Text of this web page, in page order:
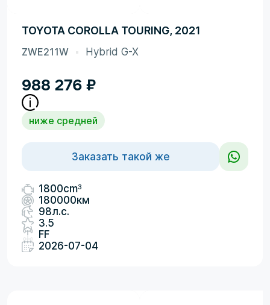
TOYOTA COROLLA TOURING, 2021
ZWE211W Hybrid G-X
988 276 ₽
ниже средней
Заказать такой же
1800cm3
180000км
98л.с.
3.5
FF
2026-07-04